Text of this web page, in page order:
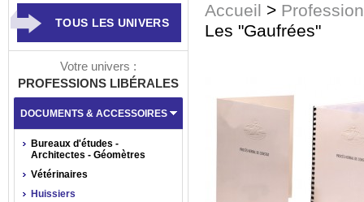
Accueil >
Les "Gaufrées"
TOUS LES UNIVERS
Votre univers :
PROFESSIONS LIBÉRALES
DOCUMENTS & ACCESSOIRES
Bureaux d'études -
Architectes - Géomètres
Vétérinaires
Huissiers